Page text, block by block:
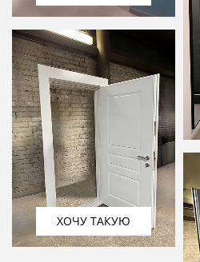
ХОЧУ ТАКУЮ